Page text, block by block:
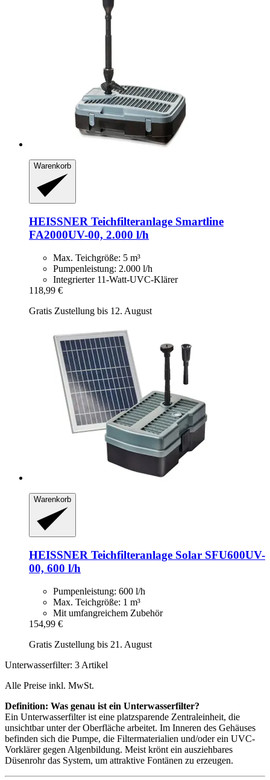
Warenkorb
HEISSNER Teichfilteranlage Smartline
FA2000UV-​00, 2.000 l/h
Max. Teichgröße: 5 m³
Pumpenleistung: 2.000 l/h
Integrierter 11-Watt-UVC-Klärer
118,99 €
Gratis Zustellung bis 12. August
Warenkorb
HEISSNER Teichfilteranlage Solar SFU600UV-​
00, 600 l/h
Pumpenleistung: 600 l/h
Max. Teichgröße: 1 m³
Mit umfangreichem Zubehör
154,99 €
Gratis Zustellung bis 21. August
Unterwasserfilter: 3 Artikel
Alle Preise inkl. MwSt.
Definition: Was genau ist ein Unterwasserfilter?
Ein Unterwasserfilter ist eine platzsparende Zentraleinheit, die
unsichtbar unter der Oberfläche arbeitet. Im Inneren des Gehäuses
befinden sich die Pumpe, die Filtermaterialien und/oder ein UVC-
Vorklärer gegen Algenbildung. Meist krönt ein ausziehbares
Düsenrohr das System, um attraktive Fontänen zu erzeugen.